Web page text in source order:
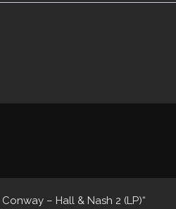
– Hall & Nash 2 (LP)“